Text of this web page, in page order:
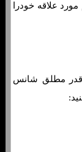
یک تیم مورد علاقه خودرا
قدر مطلق شانس